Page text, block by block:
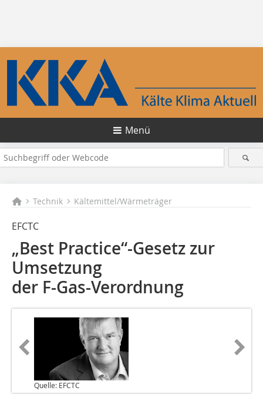
Menü
Technik Kältemittel/Wärmeträger
EFCTC
„Best Practice“-Gesetz zur
Umsetzung
der F-Gas-Verordnung
Quelle: EFCTC